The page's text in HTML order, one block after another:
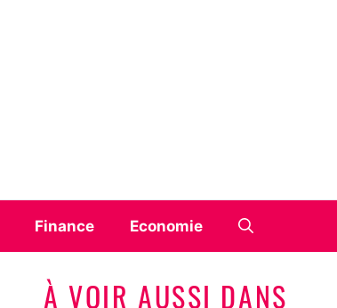
Finance Economie
À VOIR AUSSI DANS